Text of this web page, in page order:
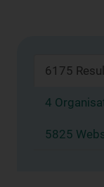
6175
4
5825